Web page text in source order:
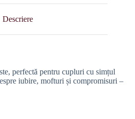
Descriere
perfectă pentru cupluri cu simțul
iubire, mofturi și compromisuri –